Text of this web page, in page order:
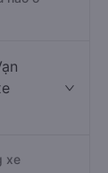
xe